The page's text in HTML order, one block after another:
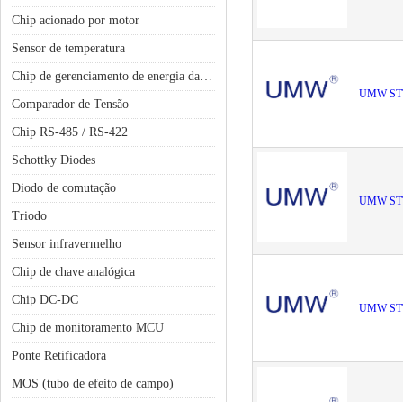
Chip acionado por motor
Sensor de temperatura
Chip de gerenciamento de energia da bateria
Comparador de Tensão
Chip RS-485 / RS-422
Schottky Diodes
Diodo de comutação
Triodo
Sensor infravermelho
Chip de chave analógica
Chip DC-DC
Chip de monitoramento MCU
Ponte Retificadora
MOS (tubo de efeito de campo)
UMW
UMW
UMW